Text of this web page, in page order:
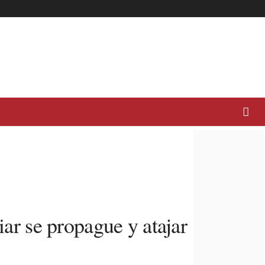
se propague y atajar